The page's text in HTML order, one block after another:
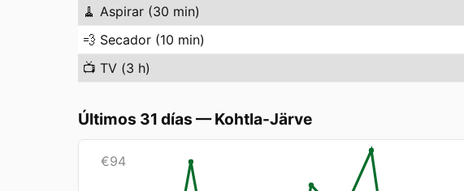
🧹 Aspirar (30 min)
💨 Secador (10 min)
📺 TV (3 h)
Últimos 31 días —Kohtla-Järve
€94